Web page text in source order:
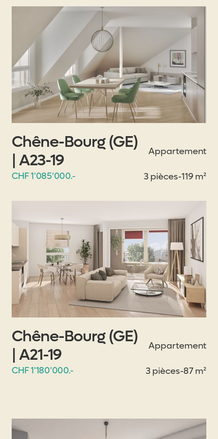
Chêne-Bourg (GE)
| A23-19
Appartement
CHF 1'085'000.- 3 pièces-119 m²
Chêne-Bourg (GE)
| A21-19
Appartement
CHF 1'180'000.- 3 pièces-87 m²